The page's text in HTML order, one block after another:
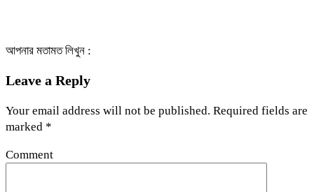
আপনার মতামত লিখুন :
Leave a Reply
Your email address will not be published. Required fields are
marked *
Comment